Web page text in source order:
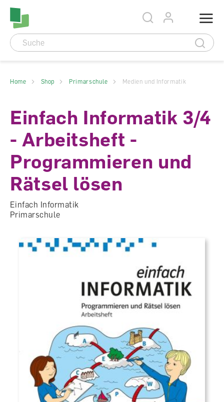
Accesskey Navigation
Seitenanfang
Direkt
Hauptnavigation
Direkt
zum
Hauptinhalt
Direkt
zum
Direkt
Home Shop Primarschule Medien und Informatik
Einfach Informatik 3/4
- Arbeitsheft -
Programmieren und
Rätsel lösen
Einfach Informatik
Primarschule